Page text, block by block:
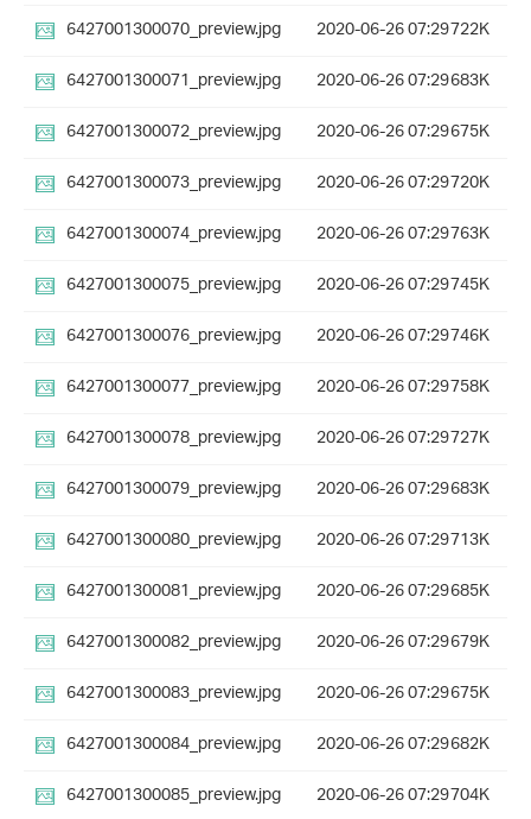
6427001300070_preview.jpg
2020-06-26 07:29722K
6427001300071_preview.jpg
2020-06-26 07:29683K
6427001300072_preview.jpg
2020-06-26 07:29675K
6427001300073_preview.jpg
2020-06-26 07:29720K
6427001300074_preview.jpg
2020-06-26 07:29763K
6427001300075_preview.jpg
2020-06-26 07:29745K
6427001300076_preview.jpg
2020-06-26 07:29746K
6427001300077_preview.jpg
2020-06-26 07:29758K
6427001300078_preview.jpg
2020-06-26 07:29727K
6427001300079_preview.jpg
2020-06-26 07:29683K
6427001300080_preview.jpg
2020-06-26 07:29713K
6427001300081_preview.jpg
2020-06-26 07:29685K
6427001300082_preview.jpg
2020-06-26 07:29679K
6427001300083_preview.jpg
2020-06-26 07:29675K
6427001300084_preview.jpg
2020-06-26 07:29682K
6427001300085_preview.jpg
2020-06-26 07:29704K